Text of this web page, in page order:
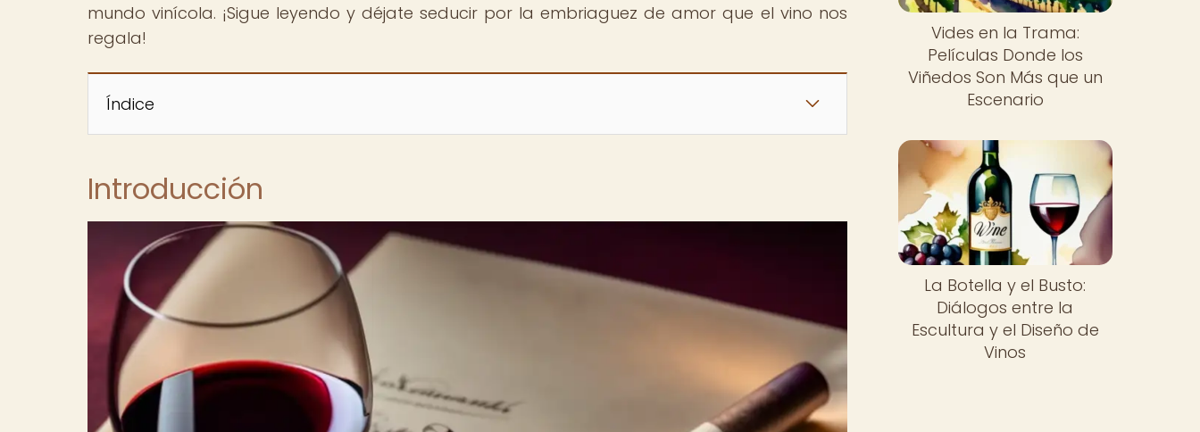
mundo vinícola. ¡Sigue leyendo y déjate seducir por la embriaguez de amor que el vino nos
regala!
Índice
Introducción
Vides en la Trama:
Películas Donde los
Viñedos Son Más que un
Escenario
La Botella y el Busto:
Diálogos entre la
Escultura y el Diseño de
Vinos